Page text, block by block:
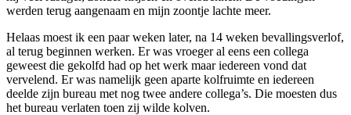
werden terug aangenaam en mijn zoontje lachte meer.
Helaas moest ik een paar weken later, na 14 weken bevallingsverlof,
al terug beginnen werken. Er was vroeger al eens een collega
geweest die gekolfd had op het werk maar iedereen vond dat
vervelend. Er was namelijk geen aparte kolfruimte en iedereen
deelde zijn bureau met nog twee andere collega’s. Die moesten dus
het bureau verlaten toen zij wilde kolven.